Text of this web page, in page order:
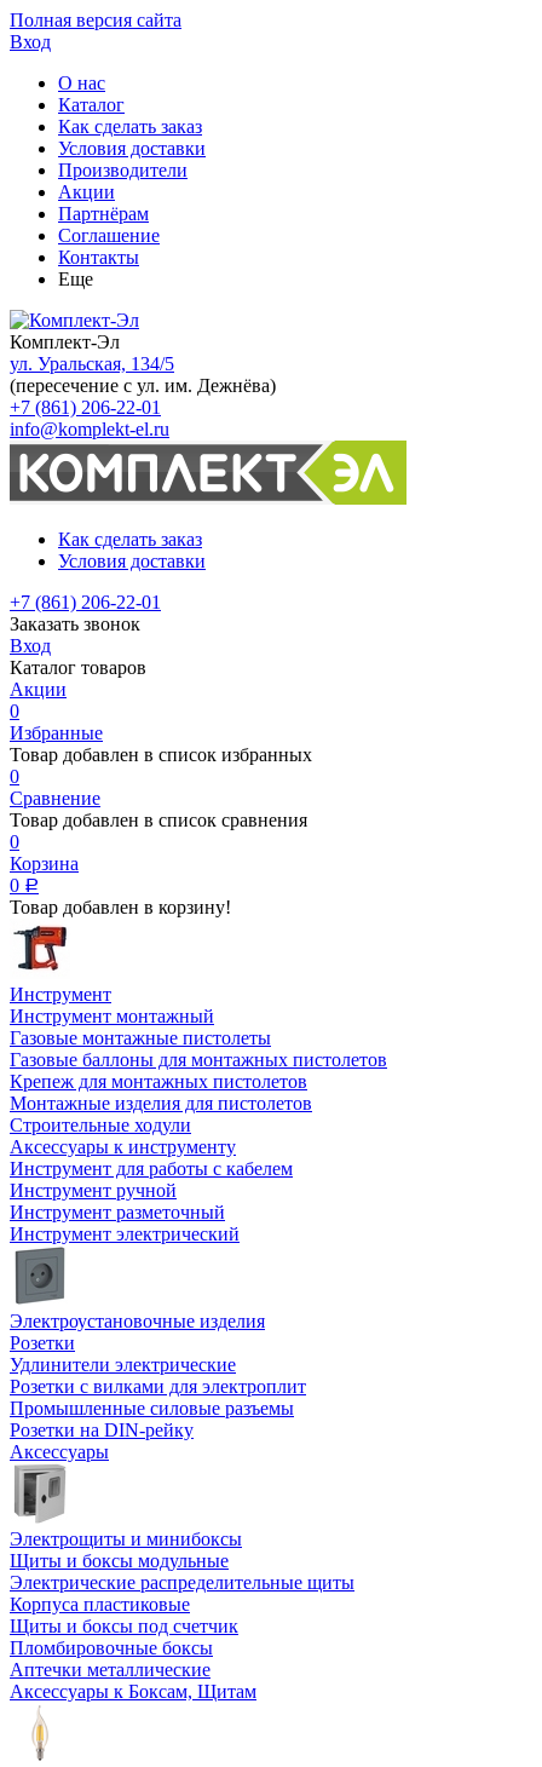
Полная версия сайта
Вход
О нас
Каталог
Как сделать заказ
Условия доставки
Производители
Акции
Партнёрам
Соглашение
Контакты
Еще
Комплект-Эл
ул. Уральская, 134/5
(пересечение с ул. им. Дежнёва)
+7 (861) 206-22-01
info@komplekt-el.ru
Как сделать заказ
Условия доставки
+7 (861) 206-22-01
Заказать звонок
Вход
Каталог товаров
Акции
0
Избранные
Товар добавлен в список избранных
0
Сравнение
Товар добавлен в список сравнения
0
Корзина
0 Р
Товар добавлен в корзину!
Инструмент
Инструмент монтажный
Газовые монтажные пистолеты
Газовые баллоны для монтажных пистолетов
Крепеж для монтажных пистолетов
Монтажные изделия для пистолетов
Строительные ходули
Аксессуары к инструменту
Инструмент для работы с кабелем
Инструмент ручной
Инструмент разметочный
Инструмент электрический
Электроустановочные изделия
Розетки
Удлинители электрические
Розетки с вилками для электроплит
Промышленные силовые разъемы
Розетки на DIN-рейку
Аксессуары
Электрощиты и минибоксы
Щиты и боксы модульные
Электрические распределительные щиты
Корпуса пластиковые
Щиты и боксы под счетчик
Пломбировочные боксы
Аптечки металлические
Аксессуары к Боксам, Щитам